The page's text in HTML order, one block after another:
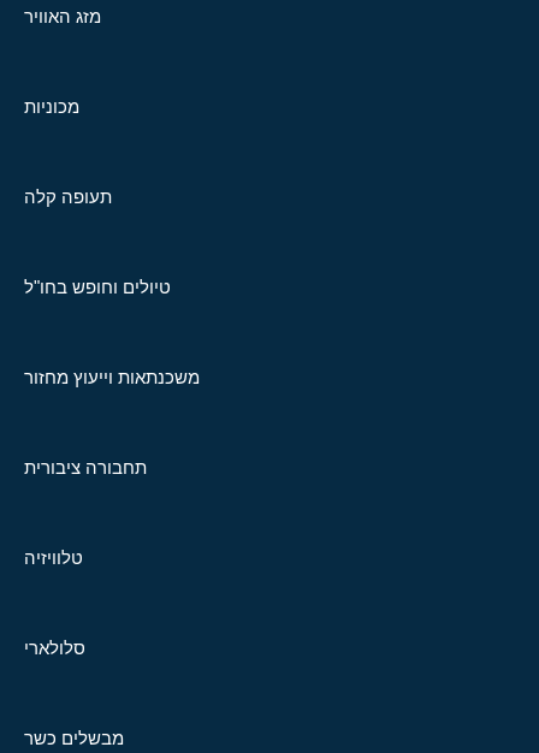
מזג האוויר
מכוניות
תעופה קלה
טיולים וחופש בחו"ל
משכנתאות וייעוץ מחזור
תחבורה ציבורית
טלוויזיה
סלולארי
מבשלים כשר